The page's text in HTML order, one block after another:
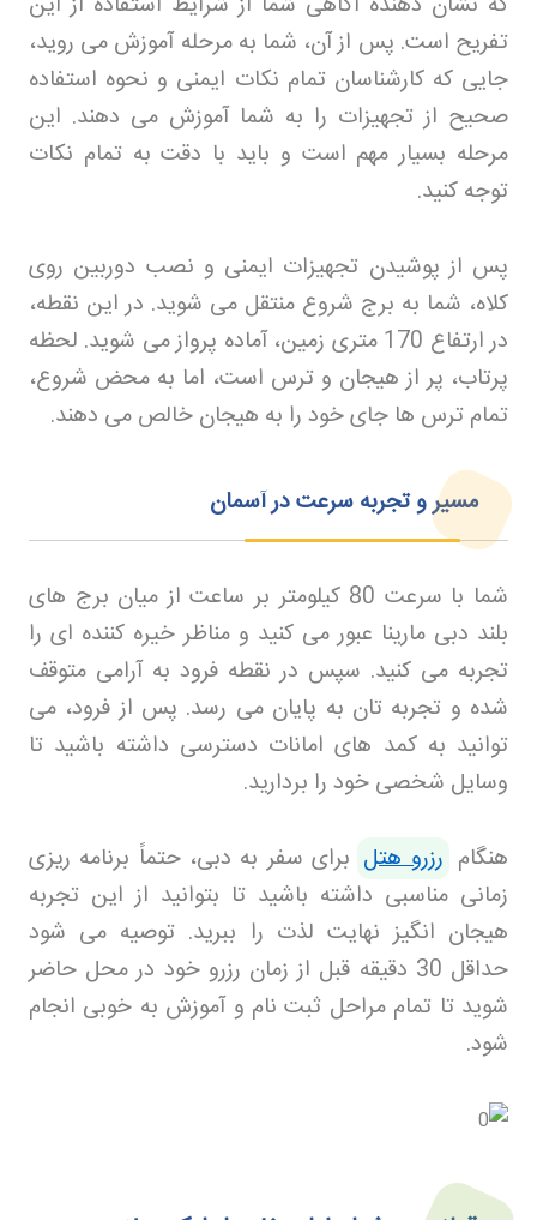
تفریح است. پس از آن، شما به مرحله آموزش می روید،
جایی که کارشناسان تمام نکات ایمنی و نحوه استفاده
صحیح از تجهیزات را به شما آموزش می دهند. این
مرحله بسیار مهم است و باید با دقت به تمام نکات
توجه کنید.
پس از پوشیدن تجهیزات ایمنی و نصب دوربین روی
کلاه، شما به برج شروع منتقل می شوید. در این نقطه،
در ارتفاع 170 متری زمین، آماده پرواز می شوید. لحظه
پرتاب، پر از هیجان و ترس است، اما به محض شروع،
تمام ترس ها جای خود را به هیجان خالص می دهند.
مسیر و تجربه سرعت در آسمان
شما با سرعت 80 کیلومتر بر ساعت از میان برج های
بلند دبی مارینا عبور می کنید و مناظر خیره کننده ای را
تجربه می کنید. سپس در نقطه فرود به آرامی متوقف
شده و تجربه تان به پایان می رسد. پس از فرود، می
توانید به کمد های امانات دسترسی داشته باشید تا
وسایل شخصی خود را بردارید.
هنگام رزرو هتل برای سفر به دبی، حتماً برنامه ریزی
زمانی مناسبی داشته باشید تا بتوانید از این تجربه
هیجان انگیز نهایت لذت را ببرید. توصیه می شود
حداقل 30 دقیقه قبل از زمان رزرو خود در محل حاضر
شوید تا تمام مراحل ثبت نام و آموزش به خوبی انجام
شود.